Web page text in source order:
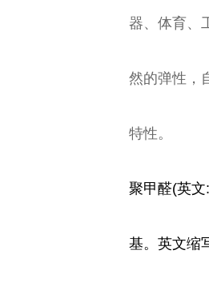
器、体育、
然的弹性，
特性。
聚甲醛(英
基。英文缩